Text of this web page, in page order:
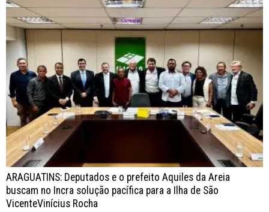
ARAGUATINS: Deputados e o prefeito Aquiles da Areia
buscam no Incra solução pacífica para a Ilha de São
VicenteVinícius Rocha